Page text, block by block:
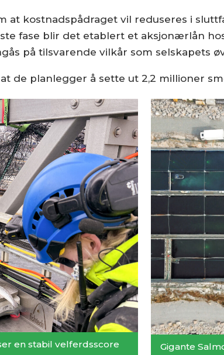
at kostnadspådraget vil reduseres i
fase blir det etablert et aksjonærlån
på tilsvarende vilkår som selskapets
de planlegger å sette ut 2,2 millioner
en stabil velferdsscore
Gigante